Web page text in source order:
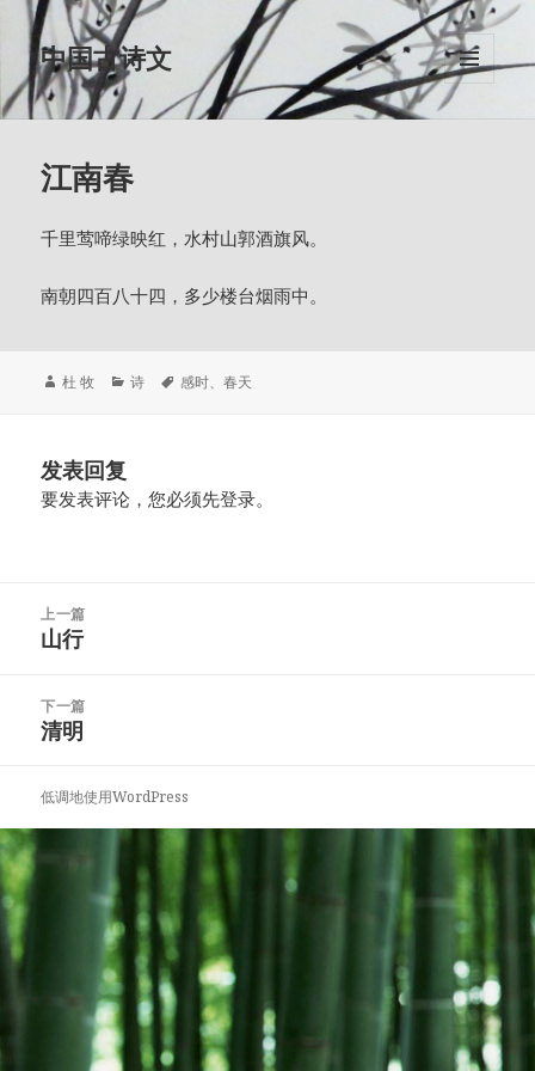
中国古诗文
菜单和
挂件
江南春
千里莺啼绿映红，水村山郭酒旗风。
南朝四百八十四，多少楼台烟雨中。
作
杜 牧
分
诗
标
感时、春天
发表回复
要发表评论，您必须先登录。
上一篇
上
文
章：
山行
下一篇
下
文
清明
低调地使用WordPress